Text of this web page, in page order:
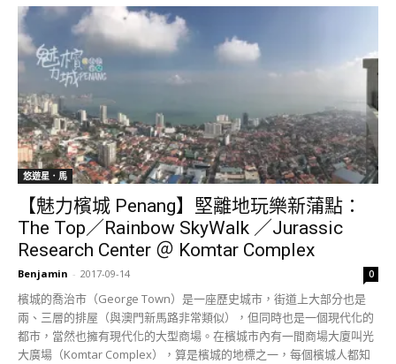
悠遊星．馬
【魅力檳城 Penang】堅離地玩樂新蒲點：
The Top／Rainbow SkyWalk ／Jurassic
Research Center ＠ Komtar Complex
Benjamin - 2017-09-14 0
檳城的喬治市（George Town）是一座歷史城市，街道上大部分也是
兩、三層的排屋（與澳門新馬路非常類似），但同時也是一個現代化的
都市，當然也擁有現代化的大型商場。在檳城市內有一間商場大廈叫光
大廣場（Komtar Complex），算是檳城的地標之一，每個檳城人都知